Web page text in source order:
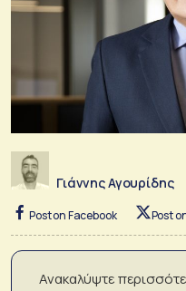
Γιάννης Αγουρίδης
Post on Facebook Post
Ανακαλύψτε